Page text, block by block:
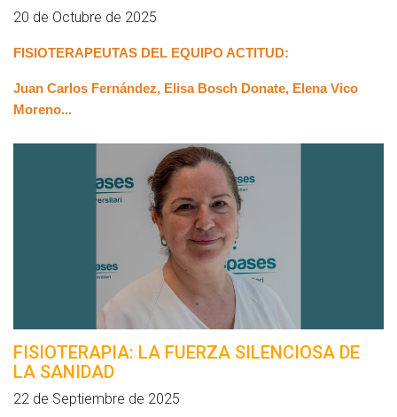
20 de Octubre de 2025
FISIOTERAPEUTAS DEL EQUIPO ACTITUD:
Juan Carlos Fernández, Elisa Bosch Donate, Elena Vico
Moreno...
FISIOTERAPIA: LA FUERZA SILENCIOSA DE
LA SANIDAD
22 de Septiembre de 2025